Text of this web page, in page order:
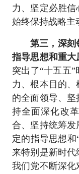
力、坚定必胜信
始终保持战略主
第三，深刻
指导思想和重大
突出了“十五五
力、根本目的
的全面领导、
持全面深化改
合、坚持统筹
定的指导思想
来特别是新时
我们党不断深